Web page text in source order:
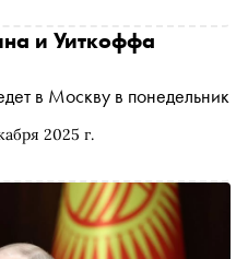
2025 г.
и Уиткоффа
в Москву в понедельник